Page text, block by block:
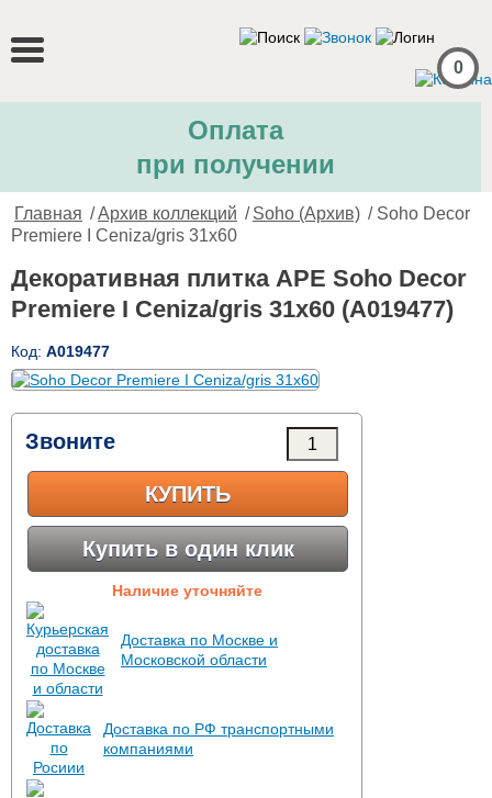
0
Оплата
при получении
Главная /Архив коллекций / Soho (Архив) / Soho Decor
Premiere I Ceniza/gris 31x60
Декоративная плитка APE Soho Decor
Premiere I Ceniza/gris 31x60 (A019477)
Код: A019477
Звоните
КУПИТЬ
Купить в один клик
Наличие уточняйте
Доставка по Москве и
Московской области
Доставка по РФ транспортными
компаниями